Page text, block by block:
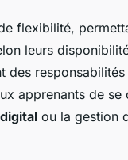
flexibilité,
leurs
apprenants de se
ou la gestion